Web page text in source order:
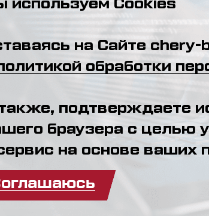
потенциально опасных ситуаций.
случае отклонений система
Презентация Chery VPD
ориентированным на реальные
видит развитие интеллектуальных